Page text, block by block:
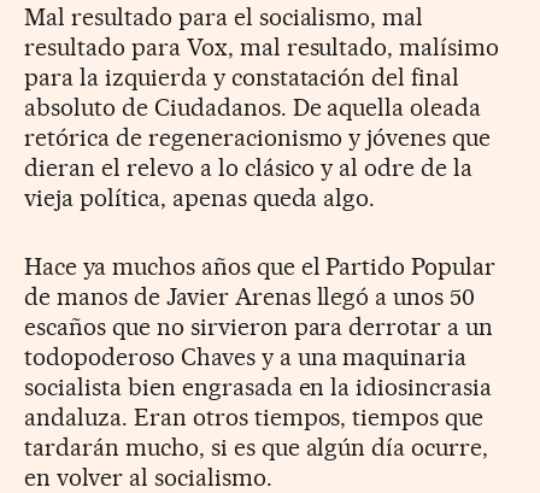
Mal resultado para el socialismo, mal
resultado para Vox, mal resultado, malísimo
para la izquierda y constatación del final
absoluto de Ciudadanos. De aquella oleada
retórica de regeneracionismo y jóvenes que
dieran el relevo a lo clásico y al odre de la
vieja política, apenas queda algo.
Hace ya muchos años que el Partido Popular
de manos de Javier Arenas llegó a unos 50
escaños que no sirvieron para derrotar a un
todopoderoso Chaves y a una maquinaria
socialista bien engrasada en la idiosincrasia
andaluza. Eran otros tiempos, tiempos que
tardarán mucho, si es que algún día ocurre,
en volver al socialismo.